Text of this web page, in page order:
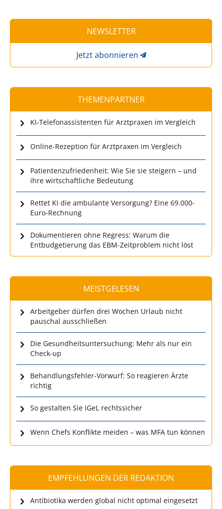
NEWSLETTER
Jetzt abonnieren
THEMENPARTNER
KI-Telefonassistenten für Arztpraxen im Vergleich
Online-Rezeption für Arztpraxen im Vergleich
Patientenzufriedenheit: Wie Sie sie steigern – und
ihre wirtschaftliche Bedeutung
Rettet KI die ambulante Versorgung? Eine 69.000-
Euro-Rechnung
Dokumentieren ohne Regress: Warum die
Entbudgetierung das EBM-Zeitproblem nicht löst
MEISTGELESEN
Arbeitgeber dürfen drei Wochen Urlaub nicht
pauschal ausschließen
Die Gesundheitsuntersuchung: Mehr als nur ein
Check-up
Behandlungsfehler-Vorwurf: So reagieren Ärzte
richtig
So gestalten Sie IGeL rechtssicher
Wenn Chefs Konflikte meiden – was MFA tun können
EMPFEHLUNGEN DER REDAKTION
Antibiotika werden global nicht optimal eingesetzt